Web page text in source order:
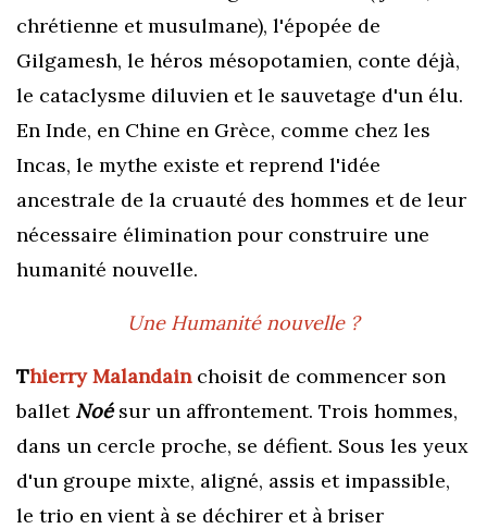
chrétienne et musulmane), l'épopée de
Gilgamesh, le héros mésopotamien, conte déjà,
le cataclysme diluvien et le sauvetage d'un élu.
En Inde, en Chine en Grèce, comme chez les
Incas, le mythe existe et reprend l'idée
ancestrale de la cruauté des hommes et de leur
nécessaire élimination pour construire une
humanité nouvelle.
Une Humanité nouvelle ?
Thierry Malandainchoisit de commencer son
ballet Noésur un affrontement. Trois hommes,
dans un cercle proche, se défient. Sous les yeux
d'un groupe mixte, aligné, assis et impassible,
le trio en vient à se déchirer et à briser